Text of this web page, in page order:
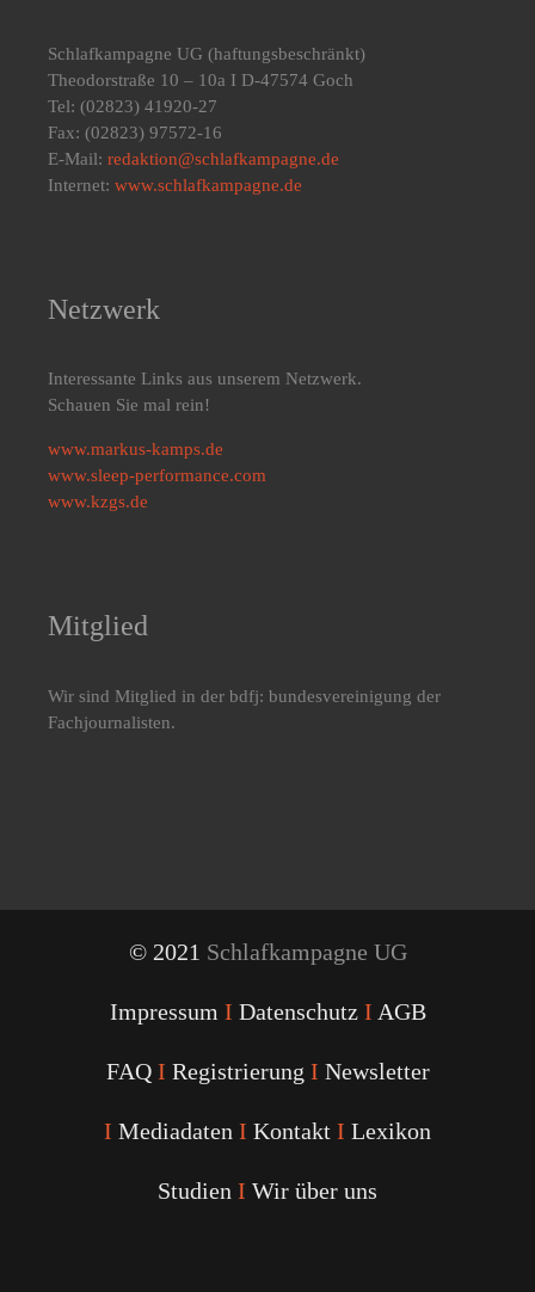
Schlafkampagne UG (haftungsbeschränkt)
Theodorstraße 10 – 10a I D-47574 Goch
Tel: (02823) 41920-27
Fax: (02823) 97572-16
E-Mail: redaktion@schlafkampagne.de
Internet: www.schlafkampagne.de
Netzwerk
Interessante Links aus unserem Netzwerk.
Schauen Sie mal rein!
www.markus-kamps.de
www.sleep-performance.com
www.kzgs.de
Mitglied
Wir sind Mitglied in der bdfj: bundesvereinigung der
Fachjournalisten.
© 2021 Schlafkampagne UG
Impressum I Datenschutz I AGB
FAQ I Registrierung I Newsletter
I Mediadaten I Kontakt I Lexikon
Studien I Wir über uns